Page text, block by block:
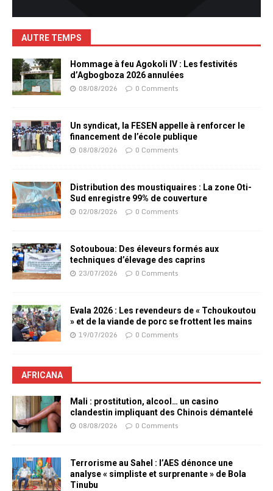
AUTRE TEMPS
Hommage à feu Agokoli IV : Les festivités
d’Agbogboza 2026 annulées
08/08/2026 0 Comments
Un syndicat, la FESEN appelle à renforcer le
financement de l’école publique
08/08/2026 0 Comments
Distribution des moustiquaires : La zone Oti-
Sud enregistre 99% de couverture
02/08/2026 0 Comments
Sotouboua: Des éleveurs formés aux
techniques d’élevage des caprins
23/07/2026 0 Comments
Evala 2026 : Les revendeurs de « Tchoukoutou
» et de la viande de porc se frottent les mains
19/07/2026 0 Comments
AFRICANA
Mali : prostitution, alcool… un casino
clandestin impliquant des Chinois démantelé
08/08/2026 0 Comments
Terrorisme au Sahel : l’AES dénonce une
analyse « simpliste et surprenante » de Bola
Tinubu